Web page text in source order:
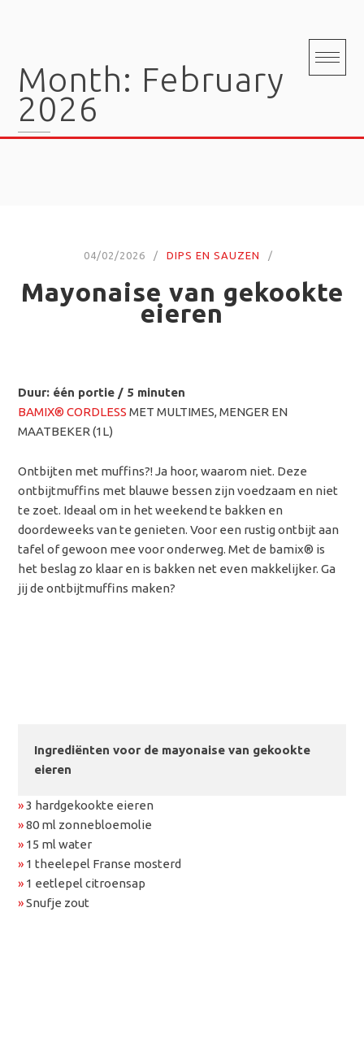
Month: February
2026
04/02/2026 DIPS EN SAUZEN
Mayonaise van gekookte
eieren
Duur: één portie / 5 minuten
BAMIX® CORDLESS MET MULTIMES, MENGER EN
MAATBEKER (1L)
Ontbijten met muffins?! Ja hoor, waarom niet. Deze
ontbijtmuffins met blauwe bessen zijn voedzaam en niet
te zoet. Ideaal om in het weekend te bakken en
doordeweeks van te genieten. Voor een rustig ontbijt aan
tafel of gewoon mee voor onderweg. Met de bamix® is
het beslag zo klaar en is bakken net even makkelijker. Ga
jij de ontbijtmuffins maken?
Ingrediënten voor de mayonaise van gekookte
eieren
»3 hardgekookte eieren
»80 ml zonnebloemolie
» 15 ml water
» 1 theelepel Franse mosterd
» 1 eetlepel citroensap
»Snufje zout